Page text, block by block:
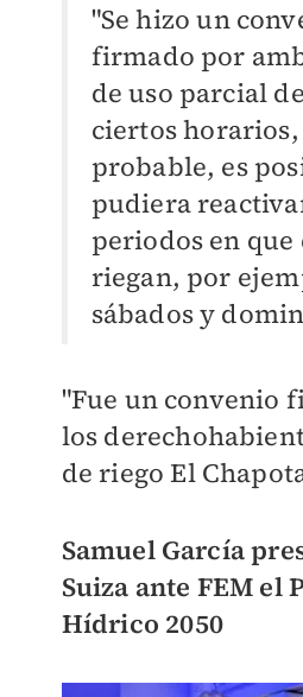
"Se hizo un
firmado por
de uso parcial
ciertos horarios,
probable, es
pudiera
periodos en que
riegan, por
sábados y
"Fue un convenio
los
de riego El
Samuel García
Suiza ante FEM el
Hídrico 2050